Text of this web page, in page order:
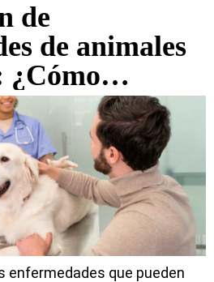
de
de animales
¿Cómo
enfermedades que pueden